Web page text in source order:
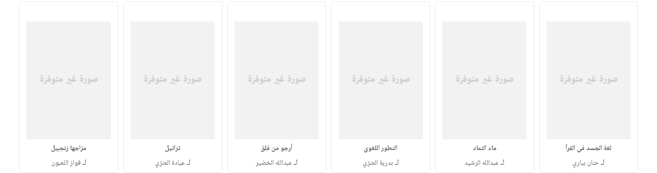
لغة الجسد في القرآ
لـحنان بياري
ماء الثماد
لـعبدالله الرشيد
التطور اللغوي
لـ بدرية العنزي
أرجو من قلق
لـعبدالله الخضير
تراتيل
لـعيادة العنزي
مزاجها زنجبيل
لـفواز اللعبون